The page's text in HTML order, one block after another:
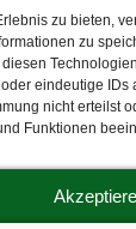
zu bieten,
zu
eindeutige IDs
nicht erteilst
Funktionen
ANFAHRT -
Ziob
Hännes-
44627